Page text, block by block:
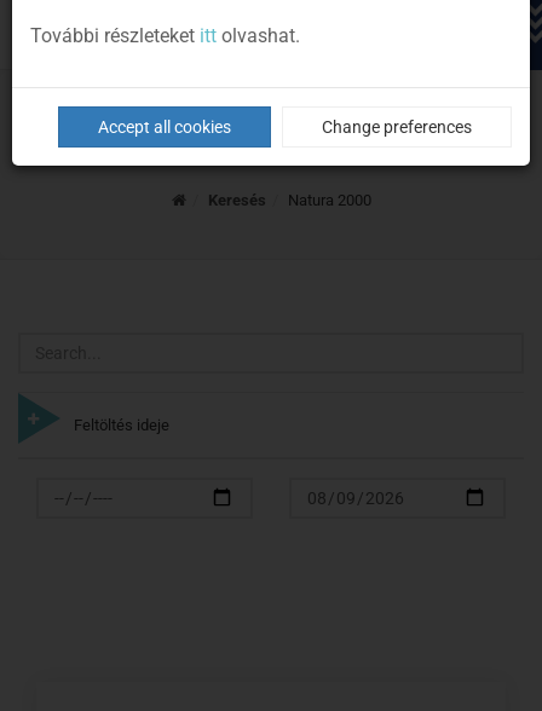
Natura 2000
HomeKeresés Natura 2000
Feltöltés ideje
További részleteket ittolvashat.
Accept all cookies Change preferences